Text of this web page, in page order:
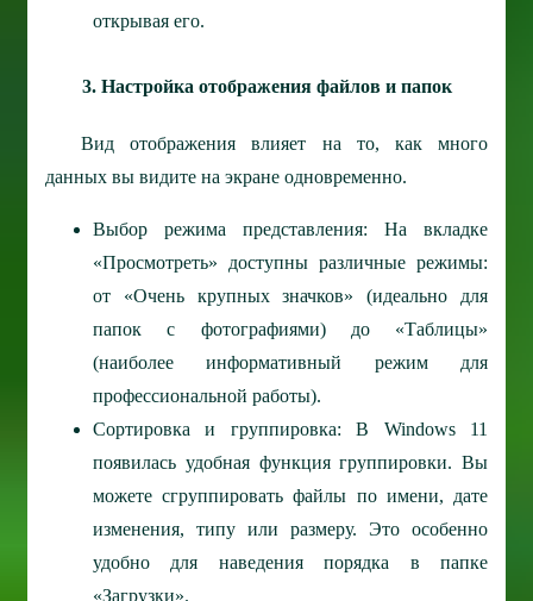
открывая его.
3. Настройка отображения файлов и папок
Вид отображения влияет на то, как много
данных вы видите на экране одновременно.
Выбор режима представления: На вкладке
«Просмотреть» доступны различные режимы:
от «Очень крупных значков» (идеально для
папок с фотографиями) до «Таблицы»
(наиболее информативный режим для
профессиональной работы).
Сортировка и группировка: В Windows 11
появилась удобная функция группировки. Вы
можете сгруппировать файлы по имени, дате
изменения, типу или размеру. Это особенно
удобно для наведения порядка в папке
«Загрузки».